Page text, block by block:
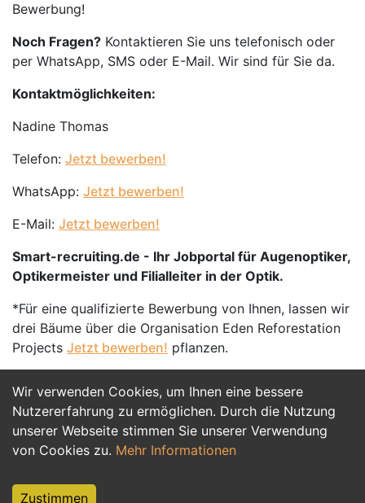
Wir verwenden Cookies, um Ihnen eine bessere
Nutzererfahrung zu ermöglichen. Durch die Nutzung
unserer Webseite stimmen Sie unserer Verwendung
von Cookies zu. Mehr Informationen
Zustimmen
Bewerbung!
Noch Fragen? Kontaktieren Sie uns telefonisch oder
per WhatsApp, SMS oder E-Mail. Wir sind für Sie da.
Kontaktmöglichkeiten:
Nadine Thomas
Telefon: Jetzt bewerben!
WhatsApp: Jetzt bewerben!
E-Mail: Jetzt bewerben!
Smart-recruiting.de - Ihr Jobportal für Augenoptiker,
Optikermeister und Filialleiter in der Optik.
*Für eine qualifizierte Bewerbung von Ihnen, lassen wir
drei Bäume über die Organisation Eden Reforestation
Projects Jetzt bewerben! pflanzen.
Jetzt Bewerben